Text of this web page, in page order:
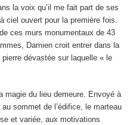
la voix qu’il me fait part de ses
ciel ouvert pour la première fois.
ces murs monumentaux de 43
Damien croit entrer dans la
pierre dévastée sur laquelle « le
magie du lieu demeure. Envoyé à
sommet de l’édifice, le marteau
et variée, aux motivations